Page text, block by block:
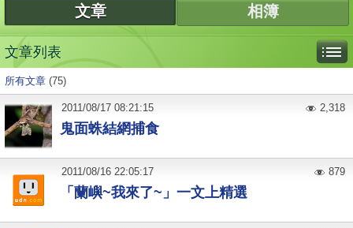
文章 相簿
文章列表
所有文章 (75)
鬼面蛛結網捕食
2011/08/17 08:21:15 2,318
「蘭嶼~我來了~」一文上精選
2011/08/16 22:05:17 879